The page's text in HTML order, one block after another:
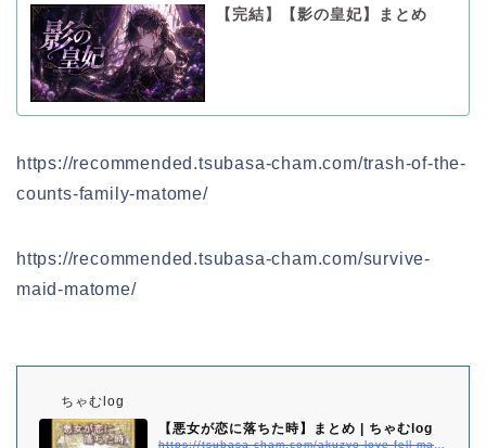
【完結】【影の皇妃】まとめ
https://recommended.tsubasa-cham.com/trash-of-the-
counts-family-matome/
https://recommended.tsubasa-cham.com/survive-
maid-matome/
ちゃむlog
【悪女が恋に落ちた時】まとめ | ちゃむlog